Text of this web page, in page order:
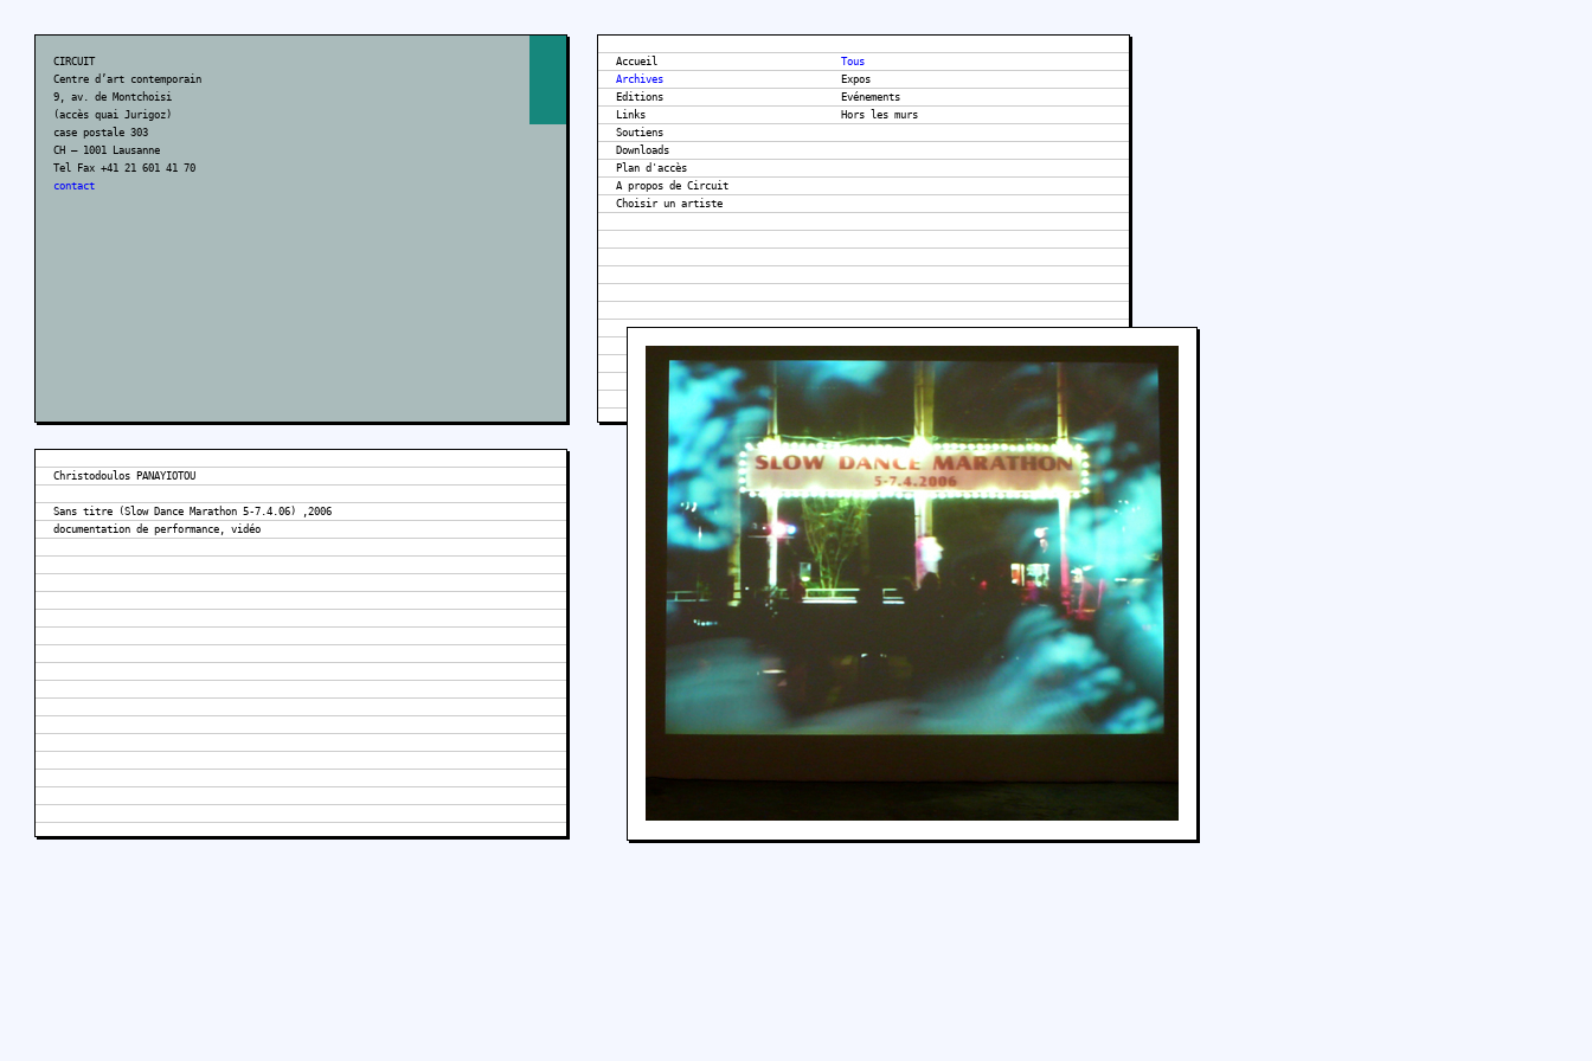
CIRCUIT
Centre d’art contemporain
9, av. de Montchoisi
(accès quai Jurigoz)
case postale 303
CH – 1001 Lausanne
Tel Fax +41 21 601 41 70
contact
Accueil
Archives
Editions
Links
Soutiens
Downloads
Plan d'accès
A propos de Circuit
Tous
Expos
Evénements
Hors les murs
Christodoulos PANAYIOTOU
Sans titre (Slow Dance Marathon 5-7.4.06) ,2006
documentation de performance, vidéo